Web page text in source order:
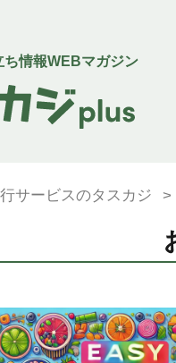
ち情報WEBマガジン
サービスのタスカジ >